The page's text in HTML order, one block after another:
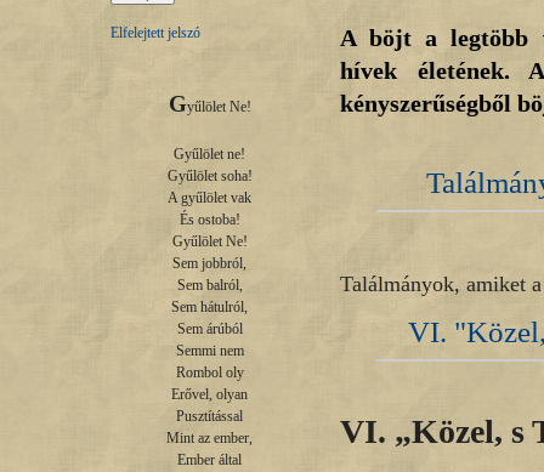
Elfelejtett jelszó
Gyűlölet Ne!
Gyűlölet ne!
Gyűlölet soha!
A gyűlölet vak
És ostoba!
Gyűlölet Ne!
Sem jobbról,
Sem balról,
Sem hátulról,
Sem árúból
Semmi nem
Rombol oly
Erővel, olyan
Pusztítással
Mint az ember,
Ember által
A böjt a legtöbb
hívek életének.
kényszerűségből
Találmányok, amiket
VI.
VI. „Közel, s